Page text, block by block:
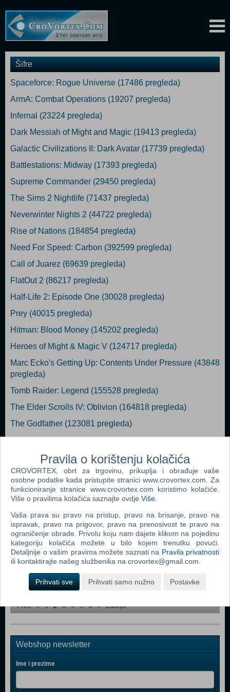
Šifre
Spaceforce: Rogue Universe (17486 pregleda)
ArmA: Combat Operations (19207 pregleda)
Infernal (23224 pregleda)
Dark Messiah of Might and Magic (19413 pregleda)
Galactic Civilizations II: Dark Avatar (17739 pregleda)
Battlestations: Midway (17393 pregleda)
Supreme Commander (29450 pregleda)
The Sims 2 Nightlife (71437 pregleda)
Neverwinter Nights 2 (44722 pregleda)
Rise of Nations (184854 pregleda)
Need For Speed: Carbon (392599 pregleda)
Call of Juarez (69639 pregleda)
FlatOut 2 (86217 pregleda)
Half-Life 2: Episode One (30028 pregleda)
Prey (40015 pregleda)
Hitman: Blood Money (145202 pregleda)
Heroes of Might & Magic V (124717 pregleda)
Marc Ecko's Getting Up: Contents Under Pressure (43848
pregleda)
Tomb Raider: Legend (155528 pregleda)
The Elder Scrolls IV: Oblivion (164818 pregleda)
The Godfather (123081 pregleda)
Juiced (131913 pregleda)
Call of Duty 2 (454979 pregleda)
Vietcong 2 (34898 pregleda)
Dragonshard (23074 pregleda)
Serious Sam II (180519 pregleda)
Need for Speed: Most Wanted (584309 pregleda)
NBA Live 2005 (59856 pregleda)
F.E.A.R. (67650 pregleda)
Prva
« 1 2 3 4 5 6 » Zadnja
Webshop newsletter
Ime i prezime
Pravila o korištenju kolačića
CROVORTEX, obrt za trgovinu, prikuplja i obrađuje vaše
osobne podatke kada pristupite stranici www.crovortex.com. Za
funkcioniranje stranice www.crovortex.com koristimo kolačiće.
Više o pravilima kolačića saznajte ovdje Više
Vaša prava su pravo na pristup, pravo na brisanje, pravo na
ispravak, pravo na prigovor, pravo na prenosivost te pravo na
ograničenje obrade. Privolu koju nam dajete klikom na pojedinu
kategoriju kolačića možete u bilo kojem trenutku povući.
Detaljnije o vašim pravima možete saznati na Pravila privatnosti
ili kontaktirajte našeg službenika na crovortex@gmail.com.
Prihvati sve Prihvati samo nužno Postavke